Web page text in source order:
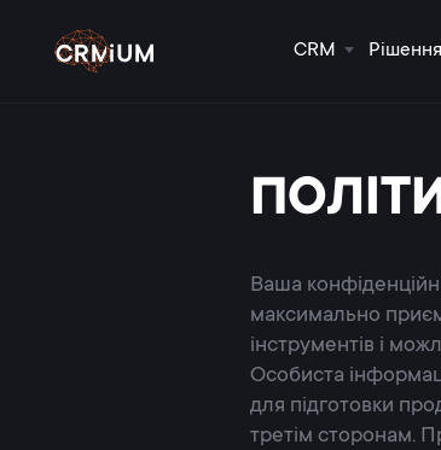
CRM Рішення
Ваша
максимально
інструментів і
Особиста
для підготовки
третім сторонам.